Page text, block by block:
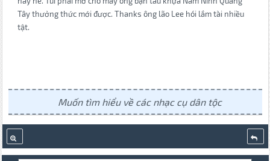
Tây thưởng thức mới được. Thanks ông lão Lee hói lắm tài nhiều
tật.
Muốn tìm hiểu về các nhạc cụ dân tộc